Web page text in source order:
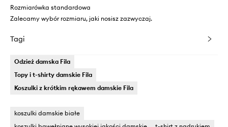
Rozmiarówka standardowa
Zalecamy wybór rozmiaru, jaki nosisz zazwyczaj.
Tagi
Odzież damska Fila
Topy i t-shirty damskie Fila
Koszulki z krótkim rękawem damskie Fila
koszulki damskie białe